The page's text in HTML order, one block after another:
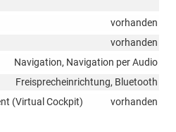
vorhanden
vorhanden
Navigation, Navigation per Audio
Freisprecheinrichtung, Bluetooth
(Virtual Cockpit)
vorhanden